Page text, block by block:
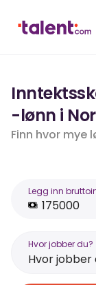
-lønn i
Finn hvor mye
Legg inn
Hvor jobber du?
Hvor jobber